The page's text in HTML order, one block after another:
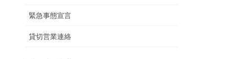
緊急事態宣言
貸切営業連絡